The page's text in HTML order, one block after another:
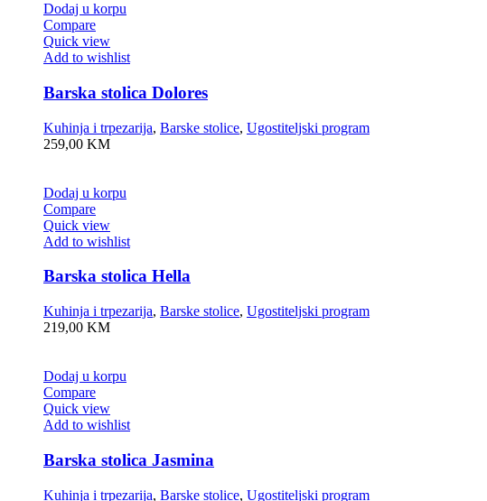
Dodaj u korpu
Compare
Quick view
Add to wishlist
Barska stolica Dolores
Kuhinja i trpezarija, Barske stolice, Ugostiteljski program
259,00 KM
Dodaj u korpu
Compare
Quick view
Add to wishlist
Barska stolica Hella
Kuhinja i trpezarija, Barske stolice, Ugostiteljski program
219,00 KM
Dodaj u korpu
Compare
Quick view
Add to wishlist
Barska stolica Jasmina
Kuhinja i trpezarija, Barske stolice, Ugostiteljski program